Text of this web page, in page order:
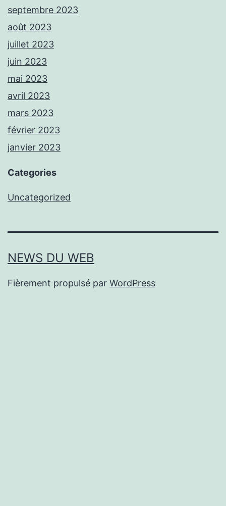
septembre 2023
août 2023
juillet 2023
juin 2023
mai 2023
avril 2023
mars 2023
février 2023
janvier 2023
Categories
Uncategorized
NEWS DU WEB
Fièrement propulsé par WordPress